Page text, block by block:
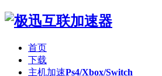
首页
下载
主机加速Ps4/Xbox/Switch